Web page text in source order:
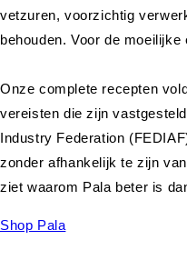
vetzuren, voorzichtig
behouden. Voor de moeilijke
Onze complete recepten
vereisten die zijn
Industry Federation
zonder afhankelijk te zijn
ziet waarom Pala beter is
Shop Pala